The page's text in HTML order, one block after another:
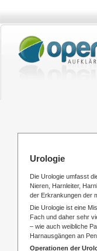
springen
Urologie
Die Urologie umfasst
Nieren, Harnleiter,
der Erkrankungen der
Die Urologie ist eine
Fach und daher sehr
– wie auch weibliche
Harnausgängen an
Operationen der